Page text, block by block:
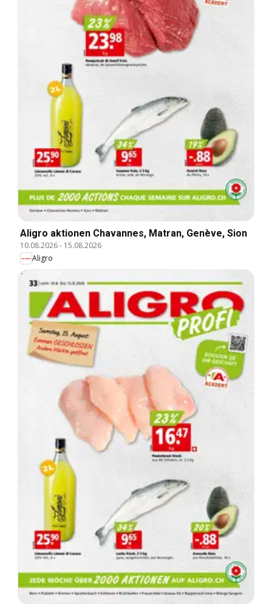
Aligro aktionen Chavannes, Matran, Genève, Sion
10.08.2026- 15.08.2026
Aligro